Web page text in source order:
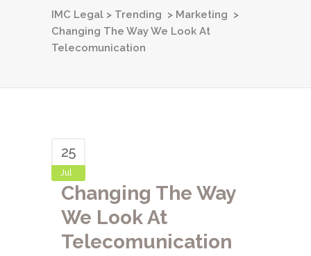
IMC Legal > Trending > Marketing >
Changing The Way We Look At
Telecomunication
25
Jul
Changing The Way
We Look At
Telecomunication